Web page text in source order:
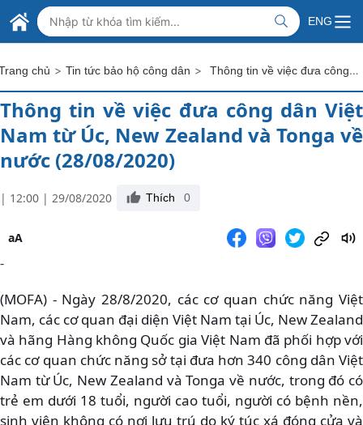
Skip to Main Content
BỘ NGOẠI GIAO VIỆT NAM
MINISTRY OF FOREIGN AFFAIRS
ENG
chủ > Tin tức bảo hộ công dân > Thông tin về việc đưa công dân Việt Nam từ Úc, New Zealand và Tonga về nước (28/08/2020)
Thông tin về việc đưa công dân Việt
Nam từ Úc, New Zealand và Tonga về
nước (28/08/2020)
| 12:00 | 29/08/2020 Thích 0
aA
-
(MOFA) - Ngày 28/8/2020, các cơ quan chức năng Việt
Nam, các cơ quan đại diện Việt Nam tại Úc, New Zealand
và hãng Hàng không Quốc gia Việt Nam đã phối hợp với
các cơ quan chức năng sở tại đưa hơn 340 công dân Việt
Nam từ Úc, New Zealand và Tonga về nước, trong đó có
trẻ em dưới 18 tuổi, người cao tuổi, người có bệnh nền,
sinh viên không có nơi lưu trú do ký túc xá đóng cửa và